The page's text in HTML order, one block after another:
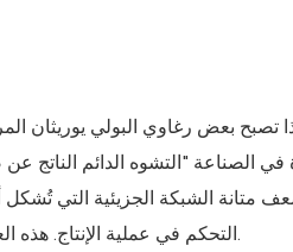
تصبح بعض رغاوي البولي يوريثان
الصناعة "التشوه الدائم
متانة الشبكة الجزيئية التي
التحكم في عملية الإنتاج. هذه العوامل مجتمعة تمنع المادة من مقاومة الضغط الخارجي بفعالية والتعافي منه.